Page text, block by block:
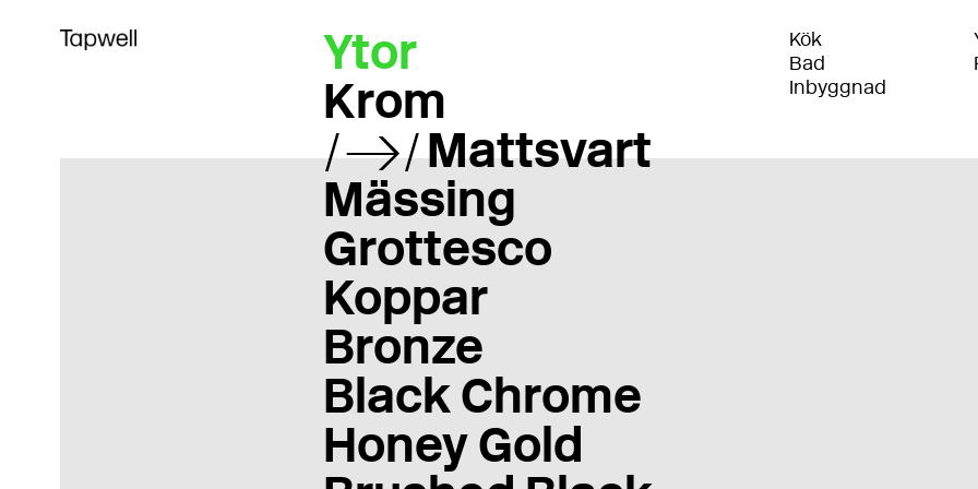
Ytor
Krom
Mattsvart
Mässing
Grottesco
Koppar
Bronze
Black Chrome
Honey Gold
Kök
Bad
Inbyggnad